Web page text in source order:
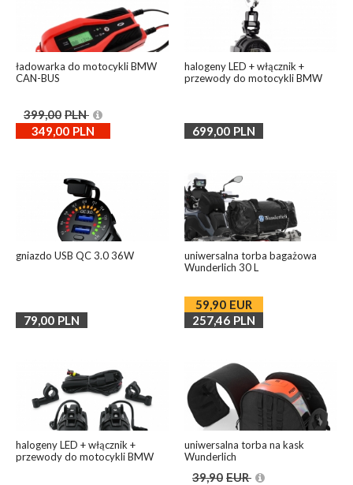
ładowarka do motocykli BMW
CAN-BUS
399,00 PLN
349,00 PLN
halogeny LED + włącznik +
przewody do motocykli BMW
699,00 PLN
gniazdo USB QC 3.0 36W
79,00 PLN
uniwersalna torba bagażowa
Wunderlich 30 L
59,90 EUR
257,46 PLN
halogeny LED + włącznik +
przewody do motocykli BMW
uniwersalna torba na kask
Wunderlich
39,90 EUR